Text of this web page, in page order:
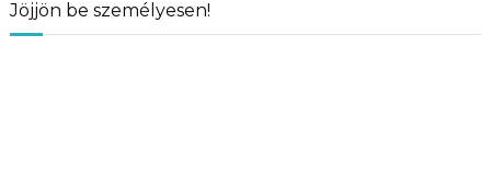
Jöjjön be személyesen!